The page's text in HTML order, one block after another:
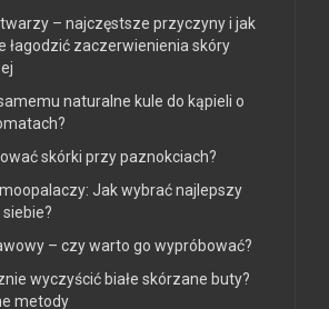
– najczęstsze przyczyny i jak
łagodzić zaczerwienienia skóry
naturalne kule do kąpieli o
skórki przy paznokciach?
Jak wybrać najlepszy
– czy warto go wypróbować?
wyczyścić białe skórzane buty?
metody